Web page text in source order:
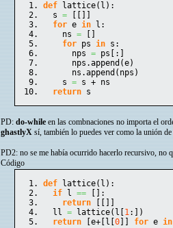
def lattice( l ) :
s =
for e in l:
ns =
for ps in s:
nps = ps :
nps.append (e)
ns.append ( nps )
s = s + ns
return s
PD: do-while en las combnaciones no importa el
ghastlyX sí, también lo puedes ver como la unión
PD2: no se me había ocurrido hacerlo recursivo, no
Código
def lattice( l ) :
if l ==
:
return
ll = lattice( l 1:
)
return
e+[ l 0] for e in